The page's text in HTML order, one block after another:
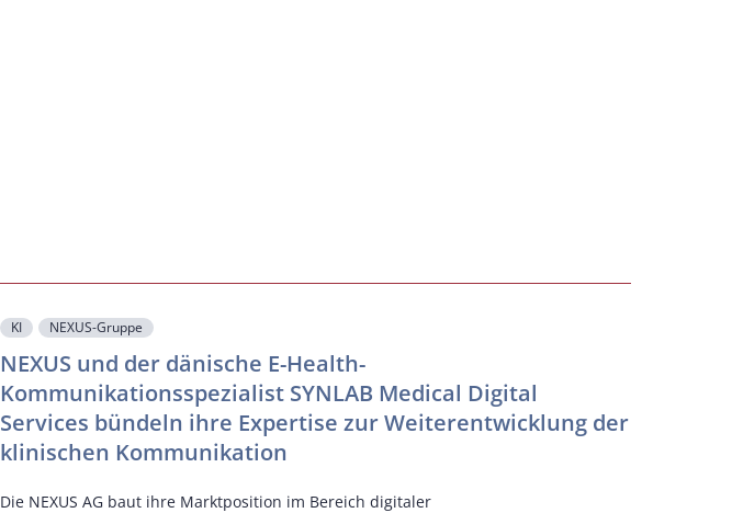
KI NEXUS-Gruppe
NEXUS und der dänische E-Health-
Kommunikationsspezialist SYNLAB Medical Digital
Services bündeln ihre Expertise zur Weiterentwicklung der
klinischen Kommunikation
Die NEXUS AG baut ihre Marktposition im Bereich digitaler